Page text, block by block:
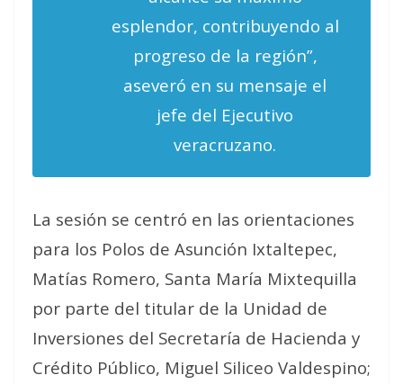
esplendor, contribuyendo al
progreso de la región”,
aseveró en su mensaje el
jefe del Ejecutivo
veracruzano.
La sesión se centró en las orientaciones
para los Polos de Asunción Ixtaltepec,
Matías Romero, Santa María Mixtequilla
por parte del titular de la Unidad de
Inversiones del Secretaría de Hacienda y
Crédito Público, Miguel Siliceo Valdespino;